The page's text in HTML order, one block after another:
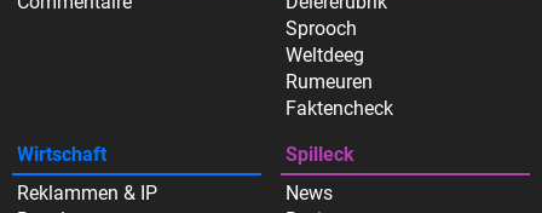
Sprooch
Weltdeeg
Rumeuren
Faktencheck
Wirtschaft
Reklammen & IP
Spilleck
News